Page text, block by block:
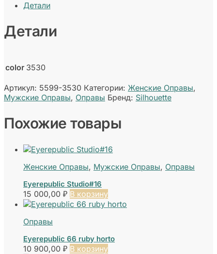
Детали
Детали
color 3530
Артикул: 5599-3530 Категории: Женские Оправы,
Мужские Оправы, Оправы Бренд: Silhouette
Похожие товары
Женские Оправы, Мужские Оправы, Оправы
Eyerepublic Studio#16
15 000,00 ₽ В корзину
Оправы
Eyerepublic 66 ruby horto
10 900,00 ₽ В корзину